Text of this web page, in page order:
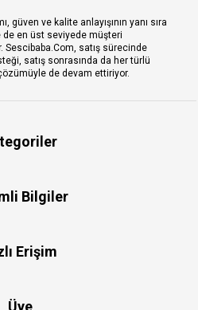
güven ve kalite anlayışının yanı sıra
de en üst seviyede müşteri
satış sürecinde
satış sonrasında da her türlü
de devam ettiriyor.
Bilgiler
Erişim
Üye